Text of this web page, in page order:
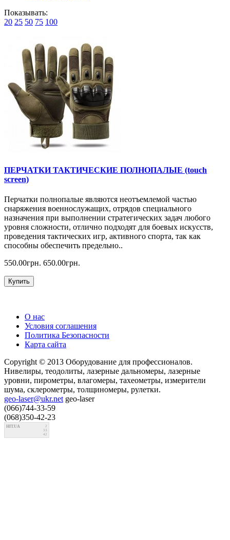
Показывать:
20 25 50 75 100
ПЕРЧАТКИ ТАКТИЧЕСКИЕ ПОЛНОПАЛЫЕ (touch
screen)
Перчатки полнопалые являются неотъемлемой частью
снаряжения военнослужащих, отрядов специального
назначения при выполнении стратегических задач любого
уровня сложности, отлично подходят для боевых искусств,
проведения тактических игр, активного спорта, так как
способны обеспечить предельно..
550.00грн. 650.00грн.
Купить
О нас
Условия соглашения
Политика Безопасности
Карта сайта
Copyright © 2013 Оборудование для профессионалов.
Нивелиры, теодолиты, лазерные дальномеры, лазерные
уровни, пирометры, влагомеры, тахеометры, измерители
шума, склерометры, толщиномеры, рулетки.
geo-laser@ukr.net geo-laser
(066)744-33-59
(068)350-42-23
HIT.UA
2
33
42